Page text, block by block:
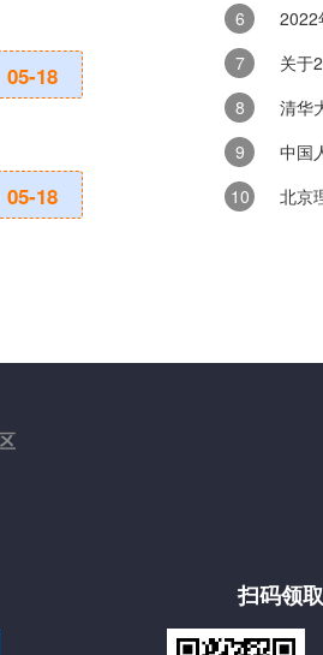
05-18
05-18
中职技能考试涵盖哪些考查
对于怀揣升学梦想、投身中职
网在此为大家详细拆解中职高
中职学生升入高职的途径有
对于众多中职毕业生而言，升
清华
中国
北京
扫码领